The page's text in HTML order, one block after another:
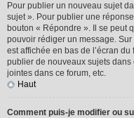
Pour publier un nouveau sujet
sujet ». Pour publier une
bouton « Répondre ». Il se peut
pouvoir rédiger un message.
est affichée en bas de l’écran
publier de nouveaux sujets
jointes dans ce forum, etc.
Haut
Comment puis-je modifier ou